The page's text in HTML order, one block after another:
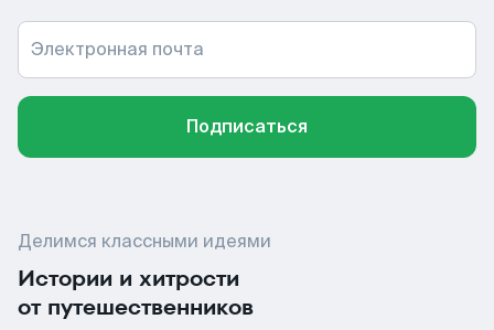
Электронная почта
Подписаться
Делимся классными идеями
Истории и хитрости
от путешественников